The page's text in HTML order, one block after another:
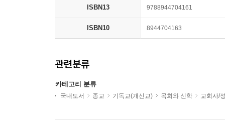
ISBN13 9788944704161
ISBN10 8944704163
관련분류
카테고리 분류
국내도서 종교 기독교(개신교) 목회와 신학 교회사/